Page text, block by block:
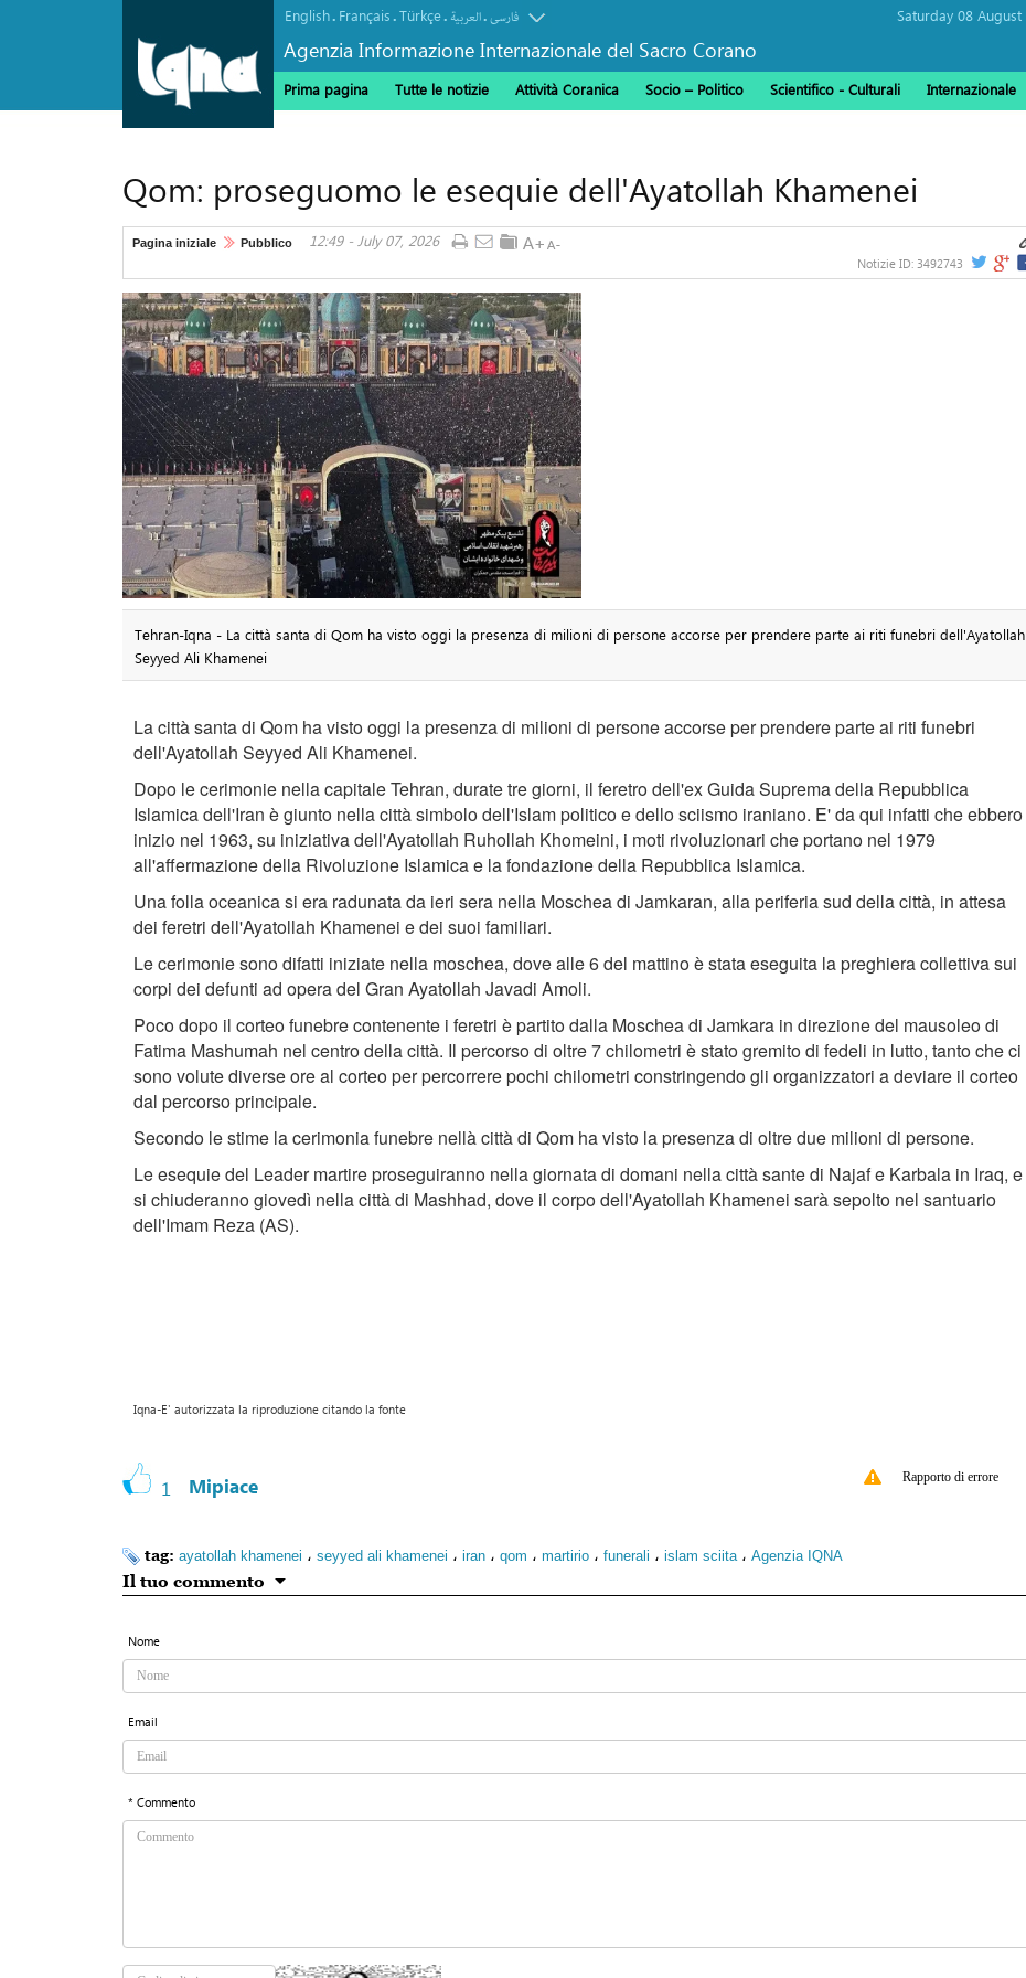
Agenzia Informazione Internazionale del Sacro Corano
English. Français.Türkçe. العربیة.فارسی
Prima pagina Tutte le notizie Attività Coranica Socio – Politico Scientifico - Culturali Internazionale
Qom: proseguomo le esequie dell'Ayatollah Khamenei
Pagina iniziale Pubblico 12:49 - July 07, 2026
Notizie ID: 3492743
Tehran-Iqna - La città santa di Qom ha visto oggi la presenza di milioni di persone accorse per prendere parte ai riti funebri dell'Ayatollah
Seyyed Ali Khamenei
La città santa di Qom ha visto oggi la presenza di milioni di persone accorse per prendere parte ai riti funebri
dell'Ayatollah Seyyed Ali Khamenei.
Dopo le cerimonie nella capitale Tehran, durate tre giorni, il feretro dell'ex Guida Suprema della Repubblica
Islamica dell'Iran è giunto nella città simbolo dell'Islam politico e dello sciismo iraniano. E' da qui infatti che ebbero
inizio nel 1963, su iniziativa dell'Ayatollah Ruhollah Khomeini, i moti rivoluzionari che portano nel 1979
all'affermazione della Rivoluzione Islamica e la fondazione della Repubblica Islamica.
Una folla oceanica si era radunata da ieri sera nella Moschea di Jamkaran, alla periferia sud della città, in attesa
dei feretri dell'Ayatollah Khamenei e dei suoi familiari.
Le cerimonie sono difatti iniziate nella moschea, dove alle 6 del mattino è stata eseguita la preghiera collettiva sui
corpi dei defunti ad opera del Gran Ayatollah Javadi Amoli.
Poco dopo il corteo funebre contenente i feretri è partito dalla Moschea di Jamkara in direzione del mausoleo di
Fatima Mashumah nel centro della città. Il percorso di oltre 7 chilometri è stato gremito di fedeli in lutto, tanto che ci
sono volute diverse ore al corteo per percorrere pochi chilometri constringendo gli organizzatori a deviare il corteo
dal percorso principale.
Secondo le stime la cerimonia funebre nellà città di Qom ha visto la presenza di oltre due milioni di persone.
Le esequie del Leader martire proseguiranno nella giornata di domani nella città sante di Najaf e Karbala in Iraq, e
si chiuderanno giovedì nella città di Mashhad, dove il corpo dell'Ayatollah Khamenei sarà sepolto nel santuario
dell'Imam Reza (AS).
Iqna-E' autorizzata la riproduzione citando la fonte
1 Mipiace Rapporto di errore
tag: ayatollah khamenei ، seyyed ali khamenei ، iran ، qom ، martirio ، funerali ، islam sciita، Agenzia IQNA
Il tuo commento
Nome
Email
* Commento